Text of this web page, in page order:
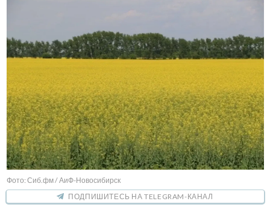
Фото: Сиб.фм / АиФ-Новосибирск
ПОДПИШИТЕСЬ НА TELEGRAM-КАНАЛ